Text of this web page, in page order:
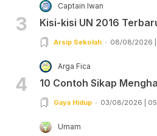
3
Captain Iwan
Kisi-kisi UN 2016
Arsip Sekolah 08/08/2026 |
4
Arga Fica
10 Contoh Sikap
Gaya Hidup 03/08/2026 |
Umam